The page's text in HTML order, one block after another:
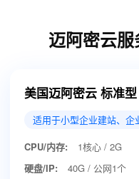
迈阿密云
美国迈阿密云 标准型
适用于小型企业建站、企
CPU/内存:
1核心 / 2G
硬盘/IP:
40G / 公网1个